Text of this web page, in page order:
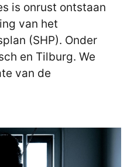
is onrust ontstaan
van het
(SHP). Onder
en Tilburg. We
van de